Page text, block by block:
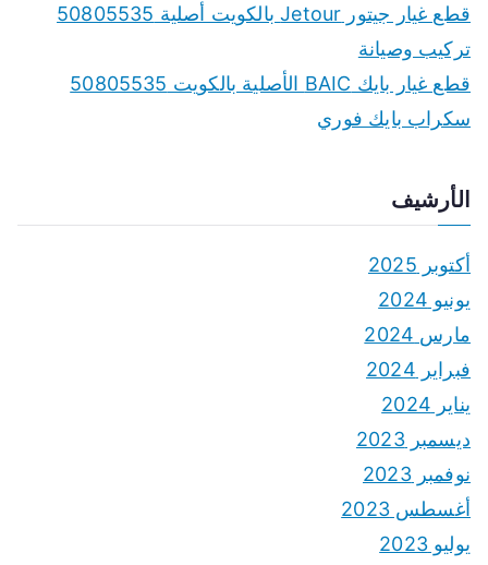
قطع غيار جيتور Jetour بالكويت أصلية 50805535
تركيب وصيانة
قطع غيار بايك BAIC الأصلية بالكويت 50805535
سكراب بايك فوري
الأرشيف
أكتوبر 2025
يونيو 2024
مارس 2024
فبراير 2024
يناير 2024
ديسمبر 2023
نوفمبر 2023
أغسطس 2023
يوليو 2023